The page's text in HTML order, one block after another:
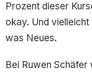
Prozent dieser
okay. Und
was Neues.
Bei Ruwen Schäfer